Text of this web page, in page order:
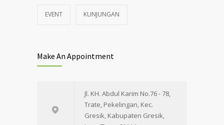
EVENT KUNJUNGAN
Make An Appointment
Jl. KH. Abdul Karim No.76 - 78,
Trate, Pekelingan, Kec.
Gresik, Kabupaten Gresik,